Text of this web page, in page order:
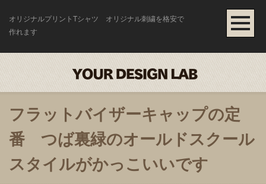
オリジナルプリントTシャツ オリジナル刺繍を格安で
作れます
フラットバイザーキャップの定
番 つば裏緑のオールドスクール
スタイルがかっこいいです